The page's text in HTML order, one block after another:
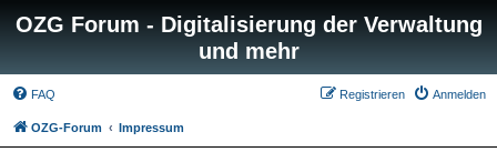
OZG Forum - Digitalisierung der Verwaltung
und mehr
FAQ Anmelden
Registrieren
OZG-Forum Impressum